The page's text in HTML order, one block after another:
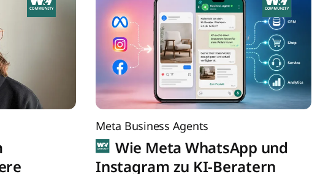
Meta Business Agents
Wie Meta WhatsApp und
Instagram zu KI-Beratern